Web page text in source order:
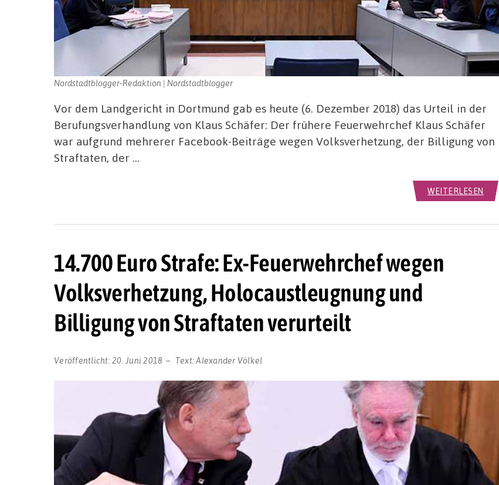
Nordstadtblogger-Redaktion | Nordstadtblogger
Vor dem Landgericht in Dortmund gab es heute (6. Dezember 2018) das Urteil in der
Berufungsverhandlung von Klaus Schäfer: Der frühere Feuerwehrchef Klaus Schäfer
war aufgrund mehrerer Facebook-Beiträge wegen Volksverhetzung, der Billigung von
Straftaten, der …
WEITERLESEN
14.700 Euro Strafe: Ex-Feuerwehrchef wegen
Volksverhetzung, Holocaustleugnung und
Billigung von Straftaten verurteilt
Veröffentlicht:20. Juni 2018 Text:Alexander Völkel